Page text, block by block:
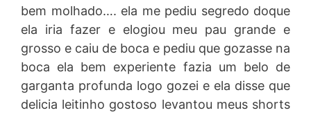
bem molhado…. ela me pediu segredo doque
ela iria fazer e elogiou meu pau grande e
grosso e caiu de boca e pediu que gozasse na
boca ela bem experiente fazia um belo de
garganta profunda logo gozei e ela disse que
delicia leitinho gostoso levantou meus shorts